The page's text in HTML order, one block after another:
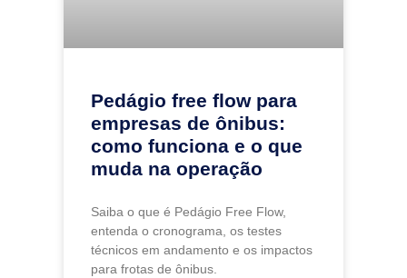
Pedágio free flow para
empresas de ônibus:
como funciona e o que
muda na operação
Saiba o que é Pedágio Free Flow,
entenda o cronograma, os testes
técnicos em andamento e os impactos
para frotas de ônibus.